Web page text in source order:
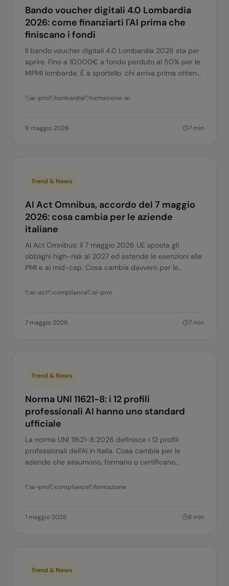
Bando voucher digitali 4.0 Lombardia
2026: come finanziarti l'AI prima che
finiscano i fondi
Il bando voucher digitali 4.0 Lombardia 2026 sta per
aprire. Fino a 10.000€ a fondo perduto al 50% per le
MPMI lombarde. È a sportello: chi arriva prima ottiene
ai-pmi lombardia formazione-ai
9 maggio 2026 7 min
Trend & News
AI Act Omnibus, accordo del 7 maggio
2026: cosa cambia per le aziende
italiane
AI Act Omnibus: il 7 maggio 2026 UE sposta gli
obblighi high-risk al 2027 ed estende le esenzioni alle
PMI e ai mid-cap. Cosa cambia davvero per le
ai-act compliance ai-pmi
7 maggio 2026 7 min
Trend & News
Norma UNI 11621-8: i 12 profili
professionali AI hanno uno standard
ufficiale
La norma UNI 11621-8:2026 definisce i 12 profili
professionali dell'AI in Italia. Cosa cambia per le
aziende che assumono, formano o certificano
ai-pmi compliance formazione
1 maggio 2026 8 min
Trend & News